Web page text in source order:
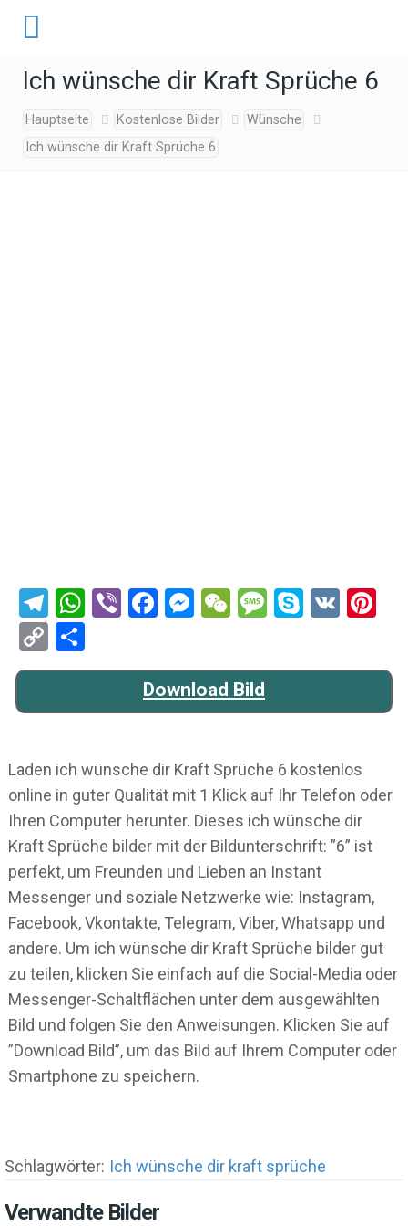
Ich wünsche dir Kraft Sprüche 6
Hauptseite Kostenlose Bilder
Wünsche
Ich wünsche dir Kraft Sprüche 6
Telegram
WhatsApp
ViberFacebook
Messenger
WeChat
Message
Skype
VK
Copy
Link
Download Bild
Laden ich wünsche dir Kraft Sprüche 6 kostenlos
online in guter Qualität mit 1 Klick auf Ihr Telefon oder
Ihren Computer herunter. Dieses ich wünsche dir
Kraft Sprüche bilder mit der Bildunterschrift: ”6” ist
perfekt, um Freunden und Lieben an Instant
Messenger und soziale Netzwerke wie: Instagram,
Facebook, Vkontakte, Telegram, Viber, Whatsapp und
andere. Um ich wünsche dir Kraft Sprüche bilder gut
zu teilen, klicken Sie einfach auf die Social-Media oder
Messenger-Schaltflächen unter dem ausgewählten
Bild und folgen Sie den Anweisungen. Klicken Sie auf
”Download Bild”, um das Bild auf Ihrem Computer oder
Smartphone zu speichern.
Schlagwörter: Ich wünsche dir kraft sprüche
Verwandte Bilder